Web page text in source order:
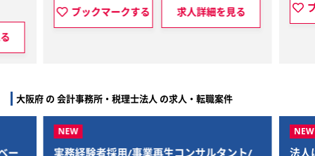
ブックマークする 求人詳細を見る
大阪府 の 会計事務所・税理士法人 の求人・転職案件
タント/
法人は中小～上場企業まで幅広く、相続、